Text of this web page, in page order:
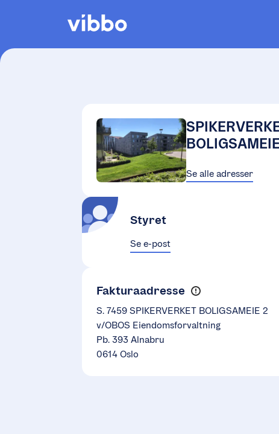
Se alle adresser
Styret
Se e-post
Fakturaadresse
S. 7459 SPIKERVERKET BOLIGSAMEIE 2
v/OBOS Eiendomsforvaltning
Pb. 393 Alnabru
0614 Oslo